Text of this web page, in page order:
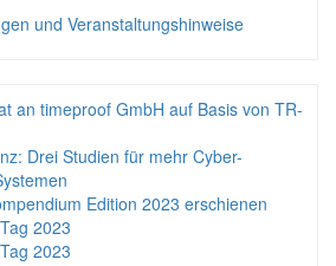
und Veranstaltungshinweise
an timeproof GmbH auf Basis von TR-
Drei Studien für mehr Cyber-
Edition 2023 erschienen
2023
2023